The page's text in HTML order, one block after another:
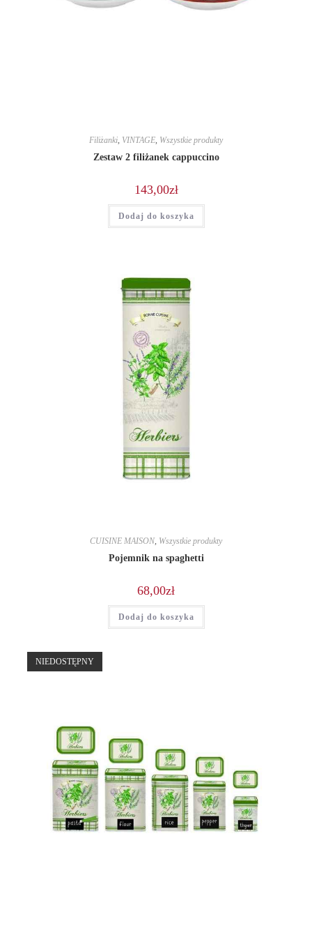
Filiżanki, VINTAGE, Wszystkie produkty
Zestaw 2 filiżanek cappuccino
143,00zł
Dodaj do koszyka
CUISINE MAISON, Wszystkie produkty
Pojemnik na spaghetti
68,00zł
Dodaj do koszyka
NIEDOSTĘPNY